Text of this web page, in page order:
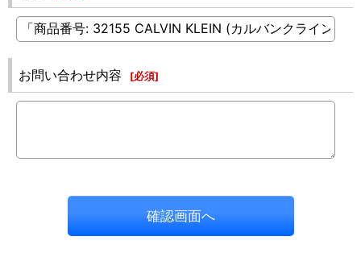
お問い合わせ内容 [必須]
確認画面へ